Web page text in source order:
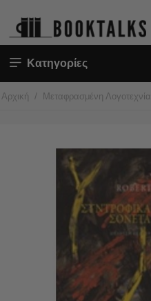
Κατηγορίες
Αρχική / Μεταφρασμένη Λογοτεχνία